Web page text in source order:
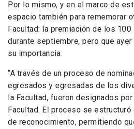
Por lo mismo, y en el marco de
espacio también para rememorar
Facultad: la premiación de los
durante septiembre, pero que
su importancia.
“A través de un proceso de
egresados y egresadas de los
la Facultad, fueron designados
Facultad. El proceso se estructuró
de reconocimiento, permitiendo